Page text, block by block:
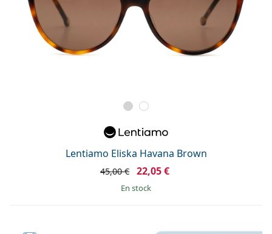
Lentiamo Eliska Havana Brown
45,00 € 22,05 €
en stock